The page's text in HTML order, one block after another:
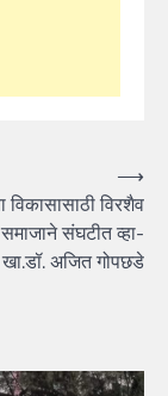
विकासासाठी विरशैव
संघटीत व्हा-
खा.डॉ. अजित गोपछडे
⟶